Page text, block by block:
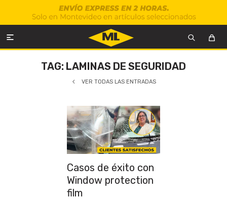

TAG: LAMINAS DE SEGURIDAD
VER TODAS LAS ENTRADAS
Casos de éxito con
Window protection
film